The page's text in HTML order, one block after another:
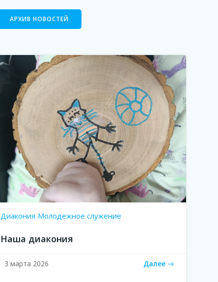
АРХИВ НОВОСТЕЙ
Диакония Молодежное служение
Наша диакония
3 марта 2026 Далее